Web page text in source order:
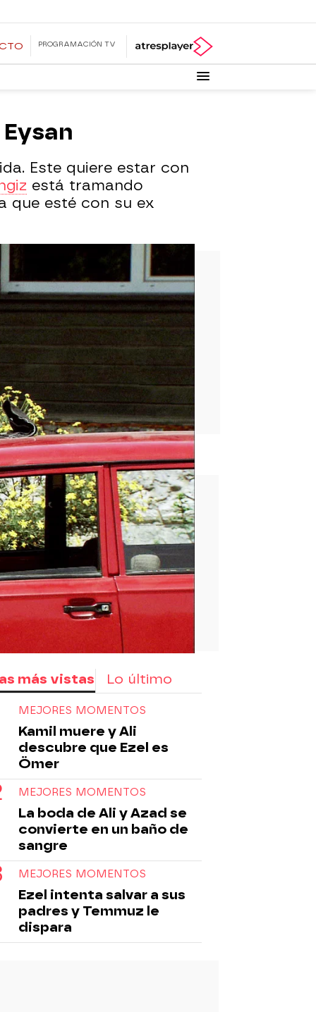
PROGRAMACIÓN TV
Este quiere estar con
está tramando
que esté con su ex
serie turca Serie
más vistas Lo último
MEJORES MOMENTOS
Kamil muere y Ali
descubre que Ezel es
Ömer
MEJORES MOMENTOS
La boda de Ali y Azad se
convierte en un baño de
sangre
MEJORES MOMENTOS
Ezel intenta salvar a sus
padres y Temmuz le
dispara